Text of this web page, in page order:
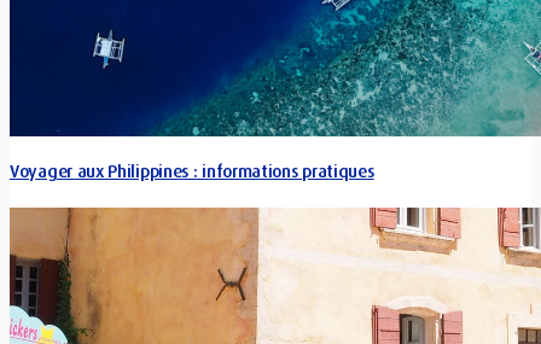
Voyager aux Philippines : informations pratiques